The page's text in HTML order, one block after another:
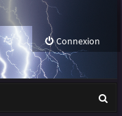
Connexion